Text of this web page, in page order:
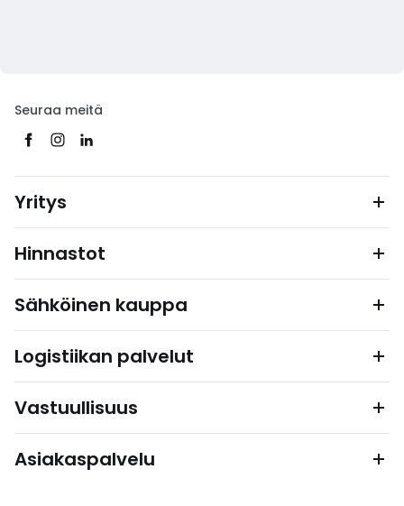
Seuraa meitä
Yritys
Hinnastot
Sähköinen kauppa
Logistiikan palvelut
Vastuullisuus
Asiakaspalvelu